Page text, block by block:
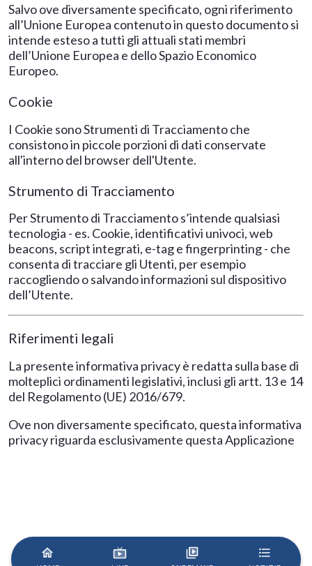
Salvo ove diversamente specificato, ogni riferimento
all’Unione Europea contenuto in questo documento si
intende esteso a tutti gli attuali stati membri
dell’Unione Europea e dello Spazio Economico
Europeo.
Cookie
I Cookie sono Strumenti di Tracciamento che
consistono in piccole porzioni di dati conservate
all'interno del browser dell'Utente.
Strumento di Tracciamento
Per Strumento di Tracciamento s’intende qualsiasi
tecnologia - es. Cookie, identificativi univoci, web
beacons, script integrati, e-tag e fingerprinting - che
consenta di tracciare gli Utenti, per esempio
raccogliendo o salvando informazioni sul dispositivo
dell’Utente.
Riferimenti legali
La presente informativa privacy è redatta sulla base di
molteplici ordinamenti legislativi, inclusi gli artt. 13 e 14
del Regolamento (UE) 2016/679.
Ove non diversamente specificato, questa informativa
privacy riguarda esclusivamente questa Applicazione